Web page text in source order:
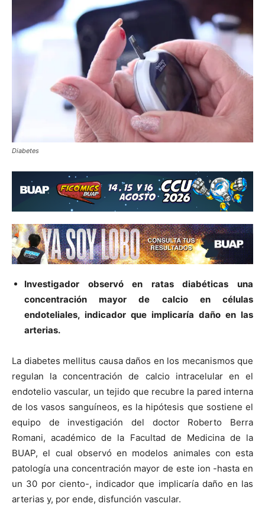
Diabetes
Investigador observó en ratas diabéticas una
concentración mayor de calcio en células
endoteliales, indicador que implicaría daño en las
arterias.
La diabetes mellitus causa daños en los mecanismos que
regulan la concentración de calcio intracelular en el
endotelio vascular, un tejido que recubre la pared interna
de los vasos sanguíneos, es la hipótesis que sostiene el
equipo de investigación del doctor Roberto Berra
Romani, académico de la Facultad de Medicina de la
BUAP, el cual observó en modelos animales con esta
patología una concentración mayor de este ion -hasta en
un 30 por ciento-, indicador que implicaría daño en las
arterias y, por ende, disfunción vascular.